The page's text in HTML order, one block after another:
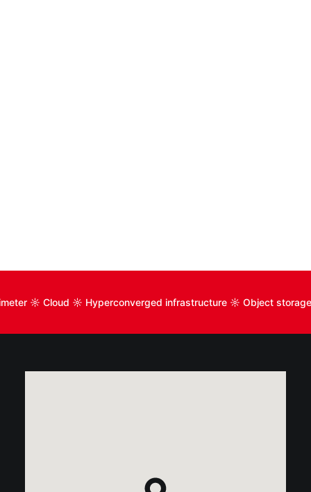
☼ Cloud ☼ Hyperconverged infrastructure ☼